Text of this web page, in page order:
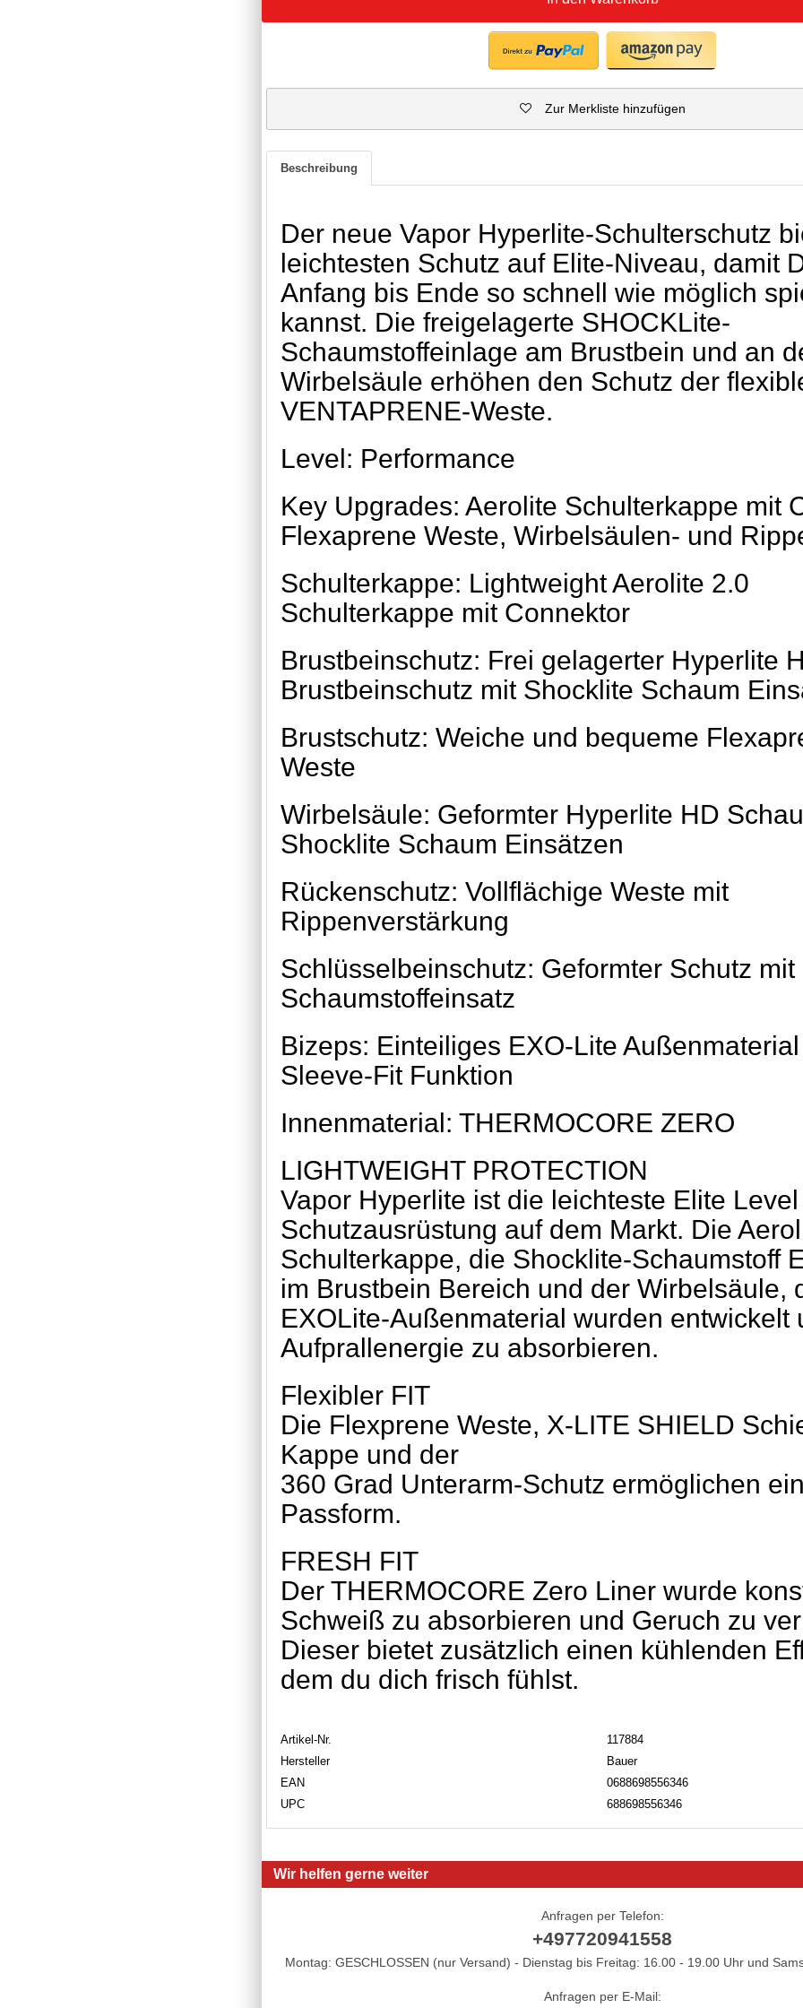
Zur Merkliste hinzufügen
Beschreibung
Der neue Vapor Hyperlite-Schulterschutz
leichtesten Schutz auf Elite-Niveau, damit
Anfang bis Ende so schnell wie möglich
kannst. Die freigelagerte SHOCKLite-
Schaumstoffeinlage am Brustbein und an
Wirbelsäule erhöhen den Schutz der
VENTAPRENE-Weste.
Level: Performance
Key Upgrades: Aerolite Schulterkappe mit
Flexaprene Weste, Wirbelsäulen- und
Schulterkappe: Lightweight Aerolite 2.0
Schulterkappe mit Connektor
Brustbeinschutz: Frei gelagerter Hyperlite
Brustbeinschutz mit Shocklite Schaum
Brustschutz: Weiche und bequeme
Weste
Wirbelsäule: Geformter Hyperlite HD
Shocklite Schaum Einsätzen
Rückenschutz: Vollflächige Weste mit
Rippenverstärkung
Schlüsselbeinschutz: Geformter Schutz mit
Schaumstoffeinsatz
Bizeps: Einteiliges EXO-Lite
Sleeve-Fit Funktion
Innenmaterial: THERMOCORE ZERO
LIGHTWEIGHT PROTECTION
Vapor Hyperlite ist die leichteste Elite Level
Schutzausrüstung auf dem Markt. Die
Schulterkappe, die Shocklite-Schaumstoff
im Brustbein Bereich und der Wirbelsäule,
EXOLite-Außenmaterial wurden entwickelt
Aufprallenergie zu absorbieren.
Flexibler FIT
Die Flexprene Weste, X-LITE SHIELD
Kappe und der
360 Grad Unterarm-Schutz ermöglichen
Passform.
FRESH FIT
Der THERMOCORE Zero Liner wurde
Schweiß zu absorbieren und Geruch zu
Dieser bietet zusätzlich einen kühlenden
dem du dich frisch fühlst.
Artikel-Nr.
117884
Hersteller
Bauer
EAN
0688698556346
UPC
688698556346
Wir helfen gerne weiter
Anfragen per Telefon:
+497720941558
Montag: GESCHLOSSEN (nur Versand) - Dienstag bis Freitag: 16.00 - 19.00 Uhr und
Anfragen per E-Mail: